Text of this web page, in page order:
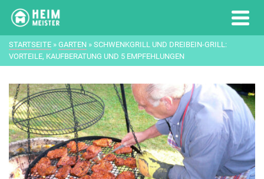
STARTSEITE » GARTEN » SCHWENKGRILL UND DREIBEIN-GRILL:
VORTEILE, KAUFBERATUNG UND 5 EMPFEHLUNGEN